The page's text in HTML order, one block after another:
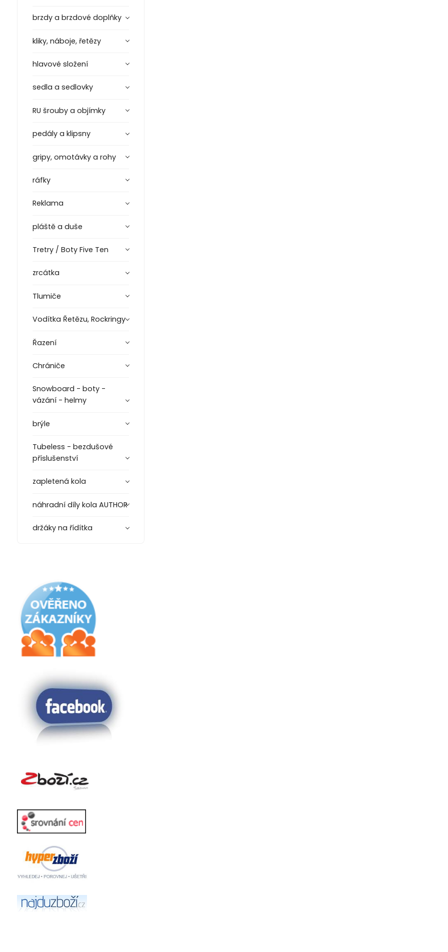
brzdy a brzdové doplňky
kliky, náboje, řetězy
hlavové složení
sedla a sedlovky
RU šrouby a objímky
pedály a klipsny
gripy, omotávky a rohy
ráfky
Reklama
pláště a duše
Tretry / Boty Five Ten
zrcátka
Tlumiče
Vodítka Řetězu, Rockringy
Řazení
Chrániče
Snowboard - boty -
vázání - helmy
brýle
Tubeless - bezdušové
příslušenství
zapletená kola
náhradní díly kola AUTHOR
držáky na řídítka